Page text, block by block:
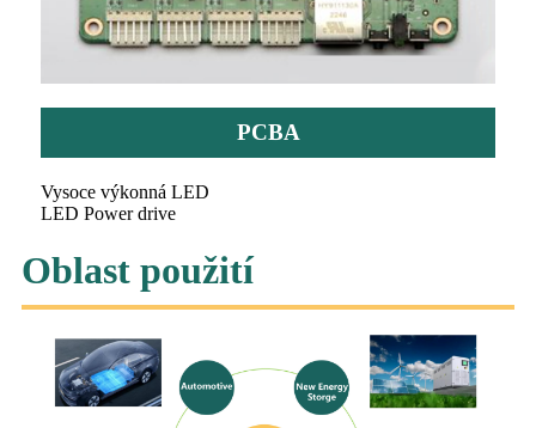
PCBA
Vysoce výkonná LED
LED Power drive
Oblast použití